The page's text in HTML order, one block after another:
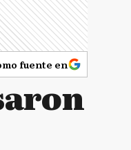
fuente en